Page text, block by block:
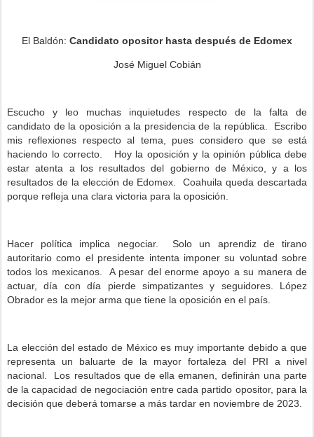
El Baldón: Candidato opositor hasta después de Edomex
José Miguel Cobián
Escucho y leo muchas inquietudes respecto de la falta de
candidato de la oposición a la presidencia de la república.
Escribo
mis reflexiones respecto al tema, pues considero que se está
haciendo lo correcto.
Hoy la oposición y la opinión pública debe
estar atenta a los resultados del gobierno de México, y a los
resultados de la elección de Edomex.
Coahuila queda descartada
porque refleja una clara victoria para la oposición.
Hacer política implica negociar.
Solo un aprendiz de tirano
autoritario como el presidente intenta imponer su voluntad sobre
todos los mexicanos.
A pesar del enorme apoyo a su manera de
actuar, día con día pierde simpatizantes y seguidores. López
Obrador es la mejor arma que tiene la oposición en el país.
La elección del estado de México es muy importante debido a que
representa un baluarte de la mayor fortaleza del PRI a nivel
nacional.
Los resultados que de ella emanen, definirán una parte
de la capacidad de negociación entre cada partido opositor, para la
decisión que deberá tomarse a más tardar en noviembre de 2023.